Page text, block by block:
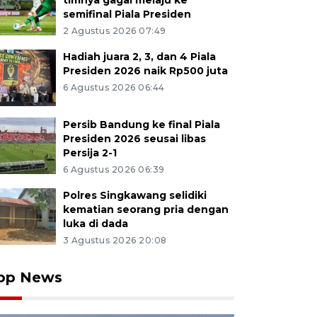
semifinal Piala Presiden
2 Agustus 2026 07:49
Hadiah juara 2, 3, dan 4 Piala
Presiden 2026 naik Rp500 juta
6 Agustus 2026 06:44
Persib Bandung ke final Piala
Presiden 2026 seusai libas
Persija 2-1
6 Agustus 2026 06:39
Polres Singkawang selidiki
kematian seorang pria dengan
luka di dada
3 Agustus 2026 20:08
News